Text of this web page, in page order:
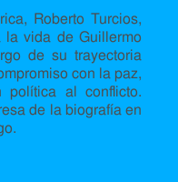
Roberto Turcios,
la vida de Guillermo
de su trayectoria
con la paz,
al conflicto.
de la biografía en